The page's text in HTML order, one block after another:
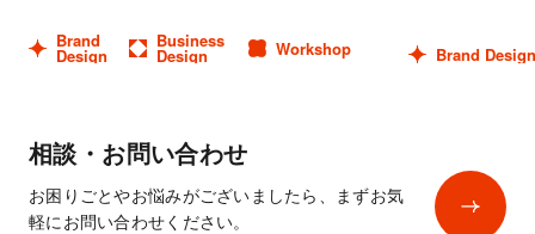
Brand
Design
Business
Design Workshop Brand Design
相談・お問い合わせ
お困りごとやお悩みがございましたら、まずお気
軽にお問い合わせください。